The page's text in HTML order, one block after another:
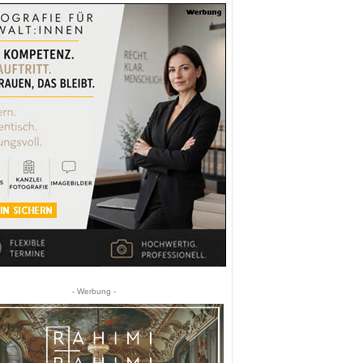
- Werbung -